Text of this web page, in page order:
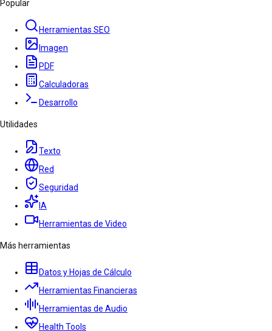
Popular
Herramientas SEO
Imagen
PDF
Calculadoras
Desarrollo
Utilidades
Texto
Red
Seguridad
IA
Herramientas de Video
Más herramientas
Datos y Hojas de Cálculo
Herramientas Financieras
Herramientas de Audio
Health Tools